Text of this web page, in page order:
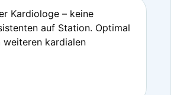
Kardiologe – keine
auf Station. Optimal
weiteren kardialen